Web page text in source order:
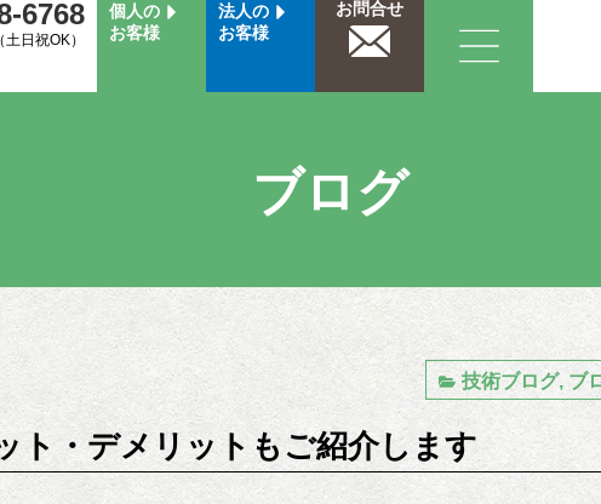
6768
日祝OK）
個人の
お客様
法人の
お客様
お問合せ
ブログ
技術ブログ, ブ
ト・デメリットもご紹介します